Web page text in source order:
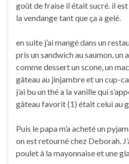
goût de fraise il était sucré. il
la vendange tant que ça a gelé.
en suite j’ai mangé dans un
pris un sandwich au saumon, un
comme dessert un scone, un
gâteau au jinjambre et un cup-
j’ai bu un thé a la vanille qui
gâteau favorit (1) était celui au
Puis le papa m’a acheté un
on est retourné chez Deborah.
poulet à la mayonnaise et une